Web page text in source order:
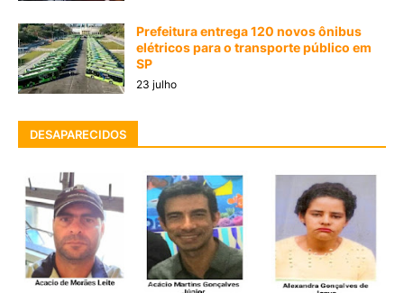
Prefeitura entrega 120 novos ônibus
elétricos para o transporte público em
SP
23 julho
DESAPARECIDOS